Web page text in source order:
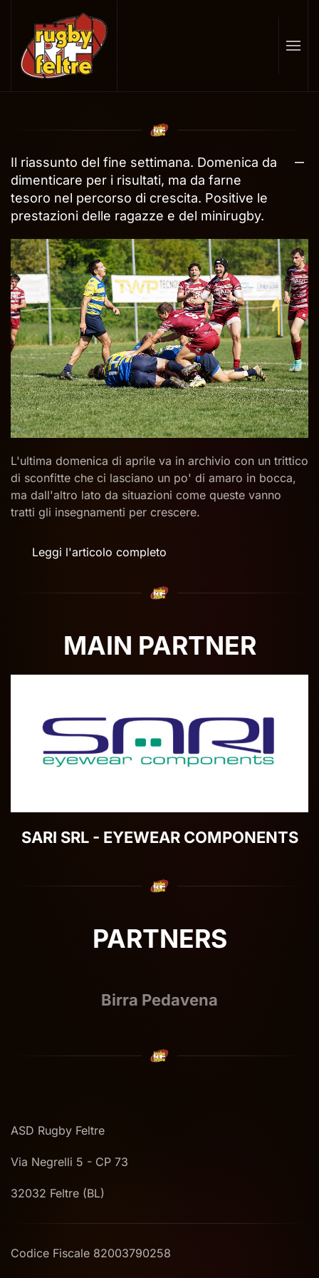
Skip
to
main
Il riassunto del fine settimana. Domenica da
dimenticare per i risultati, ma da farne
tesoro nel percorso di crescita. Positive le
prestazioni delle ragazze e del minirugby.
L'ultima domenica di aprile va in archivio con un trittico
di sconfitte che ci lasciano un po' di amaro in bocca,
ma dall'altro lato da situazioni come queste vanno
tratti gli insegnamenti per crescere.
Leggi l'articolo completo
MAIN PARTNER
SARI SRL - EYEWEAR COMPONENTS
PARTNERS
Autosalone Bellani
ASD Rugby Feltre
Via Negrelli 5 - CP 73
32032 Feltre (BL)
Codice Fiscale 82003790258